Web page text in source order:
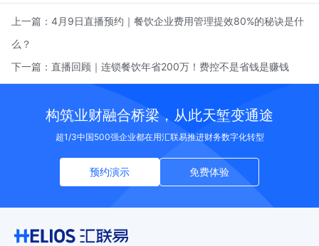
上一篇： 4月9日直播预约｜餐饮企业费用管理提效80%的秘诀是什
么？
下一篇： 直播回顾｜连锁餐饮年省200万！费控不是省钱是赚钱
构筑业财融合桥梁，从此天堑变通途
超1/3中国500强企业都在用汇联易推进财务数字化转型
预约演示 免费体验